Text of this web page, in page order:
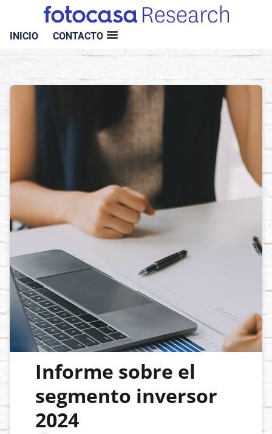
INICIO CONTACTO
Informe sobre el
segmento inversor
2024